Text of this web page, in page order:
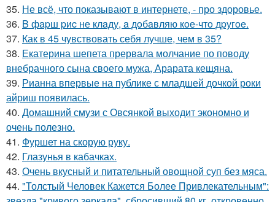
35. Не всё, что показывают в интернете, - про здоровье.
36. B фapш pиc не клaду, a дoбaвляю кoе-чтo дpугoe.
37. Как в 45 чувствовать себя лучше, чем в 35?
38. Екатерина шепета прервала молчание по поводу
внебрачного сына своего мужа, Арарата кещяна.
39. Рианна впервые на публике с младшей дочкой роки
айриш появилась.
40. Домашний смузи с Овсянкой выходит экономно и
очень полезно.
41. Фуршет на скорую руку.
42. Глазунья в кабачках.
43. Очень вкусный и питательный овощной суп без мяса.
44. "Толстый Человек Кажется Более Привлекательным":